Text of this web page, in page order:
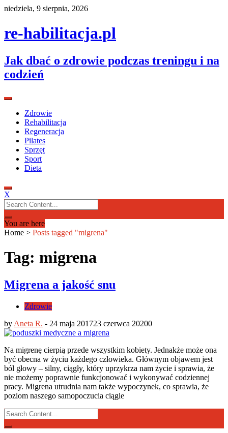
Skip
content
niedziela, 9 sierpnia, 2026
re-habilitacja.pl
Jak dbać o zdrowie podczas treningu i na
codzień
Zdrowie
Rehabilitacja
Regeneracja
Pilates
Sprzęt
Sport
Dieta
X
Search
for:
You are here
Home > Posts tagged "migrena"
Tag: migrena
Migrena a jakość snu
Zdrowie
by Aneta R. - 24 maja 201723 czerwca 20200
Na migrenę cierpią przede wszystkim kobiety. Jednakże może ona
być obecna w życiu każdego człowieka. Głównym objawem jest
ból głowy – silny, ciągły, który uprzykrza nam życie i sprawia, że
nie możemy poprawnie funkcjonować i wykonywać codziennej
pracy. Migrena utrudnia nam także wypoczynek, co sprawia, że
poziom naszego samopoczucia ciągle
Search
for: